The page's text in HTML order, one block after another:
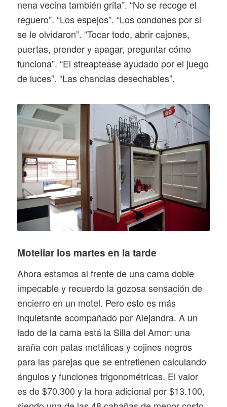
nena vecina también grita”. “No se recoge el
reguero”. “Los espejos”. “Los condones por si
se le olvidaron”. “Tocar todo, abrir cajones,
puertas, prender y apagar, preguntar cómo
funciona”. “El streaptease ayudado por el juego
de luces”. “Las chanclas desechables”.
Moteliar los martes en la tarde
Ahora estamos al frente de una cama doble
impecable y recuerdo la gozosa sensación de
encierro en un motel. Pero esto es más
inquietante acompañado por Alejandra. A un
lado de la cama está la Silla del Amor: una
araña con patas metálicas y cojines negros
para las parejas que se entretienen calculando
ángulos y funciones trigonométricas. El valor
es de $70.300 y la hora adicional por $13.100,